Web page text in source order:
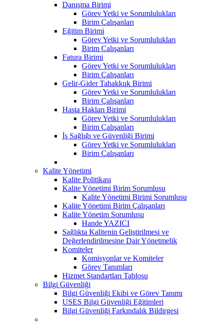
Danışma Birimi
Görev Yetki ve Sorumlulukları
Birim Çalışanları
Eğitim Birimi
Görev Yetki ve Sorumlulukları
Birim Çalışanları
Fatura Birimi
Görev Yetki ve Sorumlulukları
Birim Çalışanları
Gelir-Gider Tahakkuk Birimi
Görev Yetki ve Sorumlulukları
Birim Çalışanları
Hasta Hakları Birimi
Görev Yetki ve Sorumlulukları
Birim Çalışanları
İş Sağlığı ve Güvenliği Birimi
Görev Yetki ve Sorumlulukları
Birim Çalışanları
Kalite Yönetimi
Kalite Politikası
Kalite Yönetimi Birim Sorumlusu
Kalite Yönetimi Birimi Sorumlusu
Kalite Yönetimi Birim Çalışanları
Kalite Yönetim Sorumlusu
Hande YAZICI
Sağlıkta Kalitenin Geliştirilmesi ve
Değerlendirilmesine Dair Yönetmelik
Komiteler
Komisyonlar ve Komiteler
Görev Tanımları
Hizmet Standartları Tablosu
Bilgi Güvenliği
Bilgi Güvenliği Ekibi ve Görev Tanımı
USES Bilgi Güvenliği Eğitimleri
Bilgi Güvenliği Farkındalık Bildirgesi